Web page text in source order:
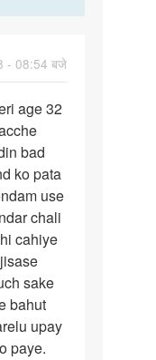
- 08:54 बजे
age 32
bad
ko pata
use
chali
cahiye
sake
bahut
upay
paye.